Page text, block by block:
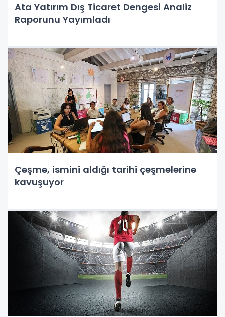
Ata Yatırım Dış Ticaret Dengesi Analiz
Raporunu Yayımladı
Çeşme, ismini aldığı tarihi çeşmelerine
kavuşuyor